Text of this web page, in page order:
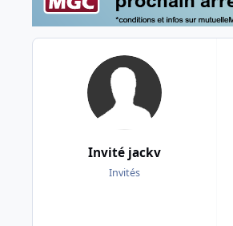
Invité jackv
Invités